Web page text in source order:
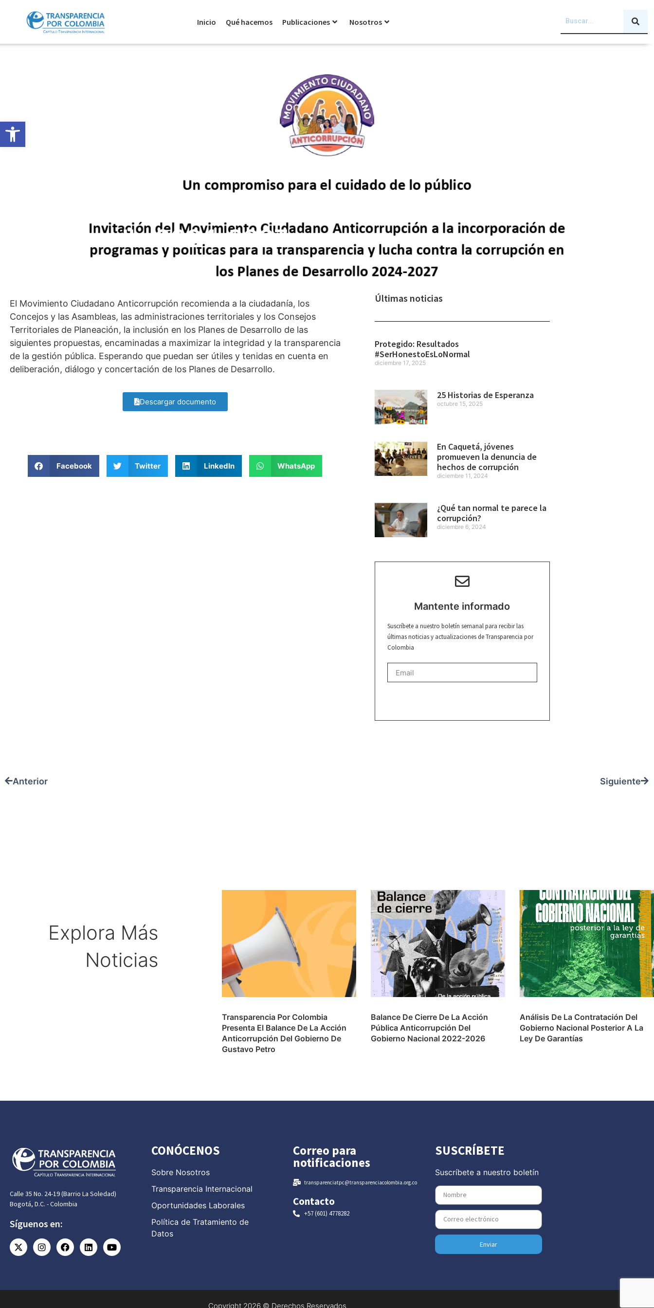
Abrir barra de herramientas
Inicio Qué hacemos Publicaciones Nosotros
Desarrollo 2024-2027
El Movimiento Ciudadano Anticorrupción recomienda a la ciudadanía, los
Concejos y las Asambleas, las administraciones territoriales y los Consejos
Territoriales de Planeación, la inclusión en los Planes de Desarrollo de las
siguientes propuestas, encaminadas a maximizar la integridad y la transparencia
de la gestión pública. Esperando que puedan ser útiles y tenidas en cuenta en
deliberación, diálogo y concertación de los Planes de Desarrollo.
Descargar documento
Facebook Twitter LinkedIn WhatsApp
Últimas noticias
Protegido: Resultados
#SerHonestoEsLoNormal
diciembre 17, 2025
25 Historias de Esperanza
octubre 15, 2025
En Caquetá, jóvenes
promueven la denuncia de
hechos de corrupción
diciembre 11, 2024
¿Qué tan normal te parece la
corrupción?
diciembre 6, 2024
Mantente informado
Suscríbete a nuestro boletín semanal para recibir las
últimas noticias y actualizaciones de Transparencia por
Colombia
Anterior Siguiente
Explora Más
Noticias
Transparencia Por Colombia
Presenta El Balance De La Acción
Anticorrupción Del Gobierno De
Gustavo Petro
Balance De Cierre De La Acción
Pública Anticorrupción Del
Gobierno Nacional 2022-2026
Análisis De La Contratación Del
Gobierno Nacional Posterior A La
Ley De Garantías
Calle 35 No. 24-19 (Barrio La Soledad)
Bogotá, D.C. - Colombia
Síguenos en:
CONÓCENOS
Sobre Nosotros
Transparencia Internacional
Oportunidades Laborales
Política de Tratamiento de
Datos
Correo para
notificaciones
transparenciatpc@transparenciacolombia.org.co
Contacto
+57 (601) 4778282
SUSCRÍBETE
Suscríbete a nuestro boletín
Enviar
Copyright 2026 © Derechos Reservados